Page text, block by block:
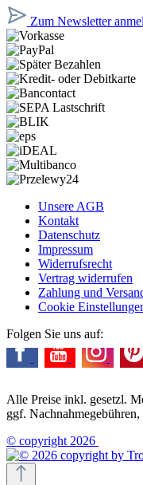
Zum Newsletter
Unsere AGB
Kontakt
Datenschutz
Impressum
Widerrufsrecht
Vertrag widerrufen
Zahlung und
Cookie
Folgen Sie uns auf:
Alle Preise inkl. gesetzl.
ggf.
© copyright 2026